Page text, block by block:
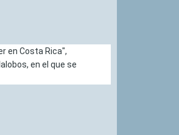
en Costa Rica",
en el que se